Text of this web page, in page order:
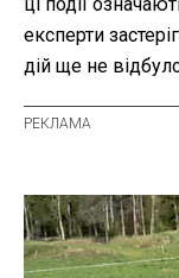
експерти
дій ще не